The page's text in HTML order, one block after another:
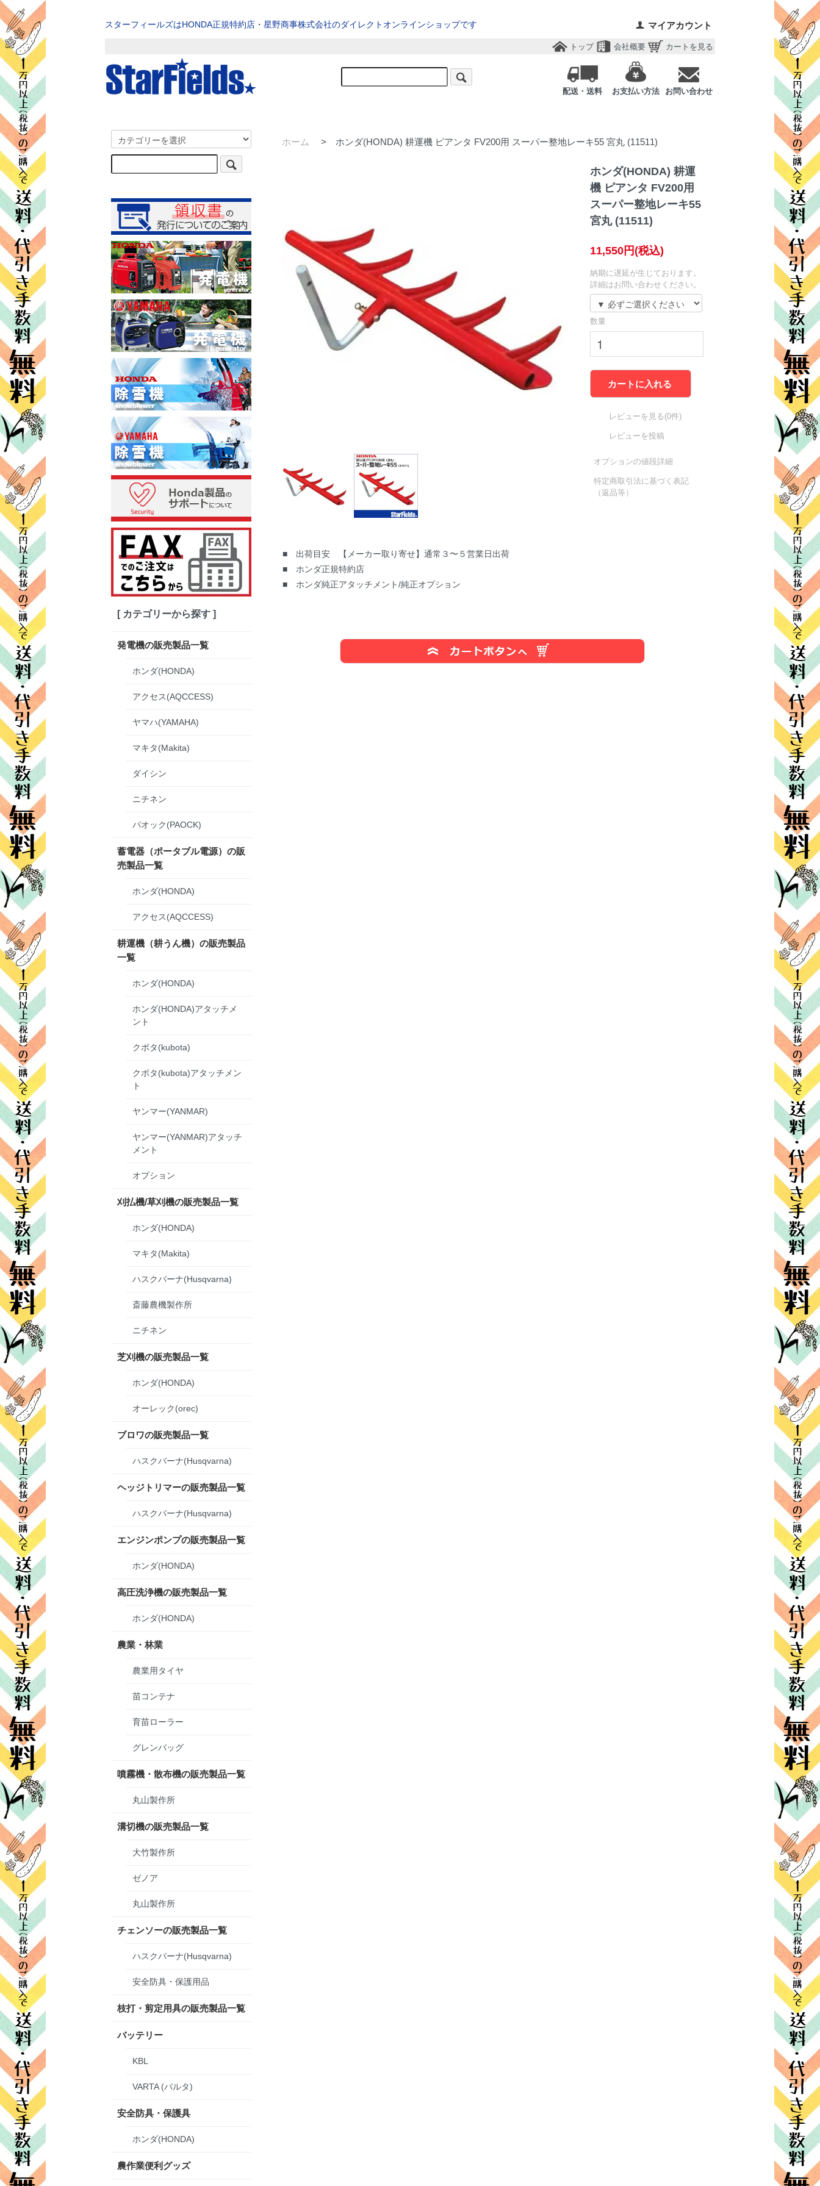
マイアカウント
スターフィールズはHONDA正規特約店・星野商事株式会社のダイレクトオンラインショップです
トップ 会社概要 カートを見る
配送・送料 お支払い方法 お問い合わせ
ホーム > ホンダ(HONDA) 耕運機 ピアンタ FV200用 スーパー整地レーキ55 宮丸 (11511)
ホンダ(HONDA) 耕運
機 ピアンタ FV200用
スーパー整地レーキ55
宮丸 (11511)
11,550円(税込)
納期に遅延が生じております。
詳細はお問い合わせください。
数量
カートに入れる
レビューを見る(0件)
レビューを投稿
オプションの値段詳細
特定商取引法に基づく表記
（返品等）
■ 出荷目安 【メーカー取り寄せ】通常３〜５営業日出荷
■ ホンダ正規特約店
■ ホンダ純正アタッチメント/純正オプション
[ カテゴリーから探す ]
発電機の販売製品一覧
ホンダ(HONDA)
アクセス(AQCCESS)
ヤマハ(YAMAHA)
マキタ(Makita)
ダイシン
ニチネン
パオック(PAOCK)
蓄電器（ポータブル電源）の販
売製品一覧
ホンダ(HONDA)
アクセス(AQCCESS)
耕運機（耕うん機）の販売製品
一覧
ホンダ(HONDA)
ホンダ(HONDA)アタッチメ
ント
クボタ(kubota)
クボタ(kubota)アタッチメン
ト
ヤンマー(YANMAR)
ヤンマー(YANMAR)アタッチ
メント
オプション
刈払機/草刈機の販売製品一覧
ホンダ(HONDA)
マキタ(Makita)
ハスクバーナ(Husqvarna)
斎藤農機製作所
ニチネン
芝刈機の販売製品一覧
ホンダ(HONDA)
オーレック(orec)
ブロワの販売製品一覧
ハスクバーナ(Husqvarna)
ヘッジトリマーの販売製品一覧
ハスクバーナ(Husqvarna)
エンジンポンプの販売製品一覧
ホンダ(HONDA)
高圧洗浄機の販売製品一覧
ホンダ(HONDA)
農業・林業
農業用タイヤ
苗コンテナ
育苗ローラー
グレンバッグ
噴霧機・散布機の販売製品一覧
丸山製作所
溝切機の販売製品一覧
大竹製作所
ゼノア
丸山製作所
チェンソーの販売製品一覧
ハスクバーナ(Husqvarna)
安全防具・保護用品
枝打・剪定用具の販売製品一覧
バッテリー
KBL
VARTA (バルタ)
安全防具・保護具
ホンダ(HONDA)
農作業便利グッズ